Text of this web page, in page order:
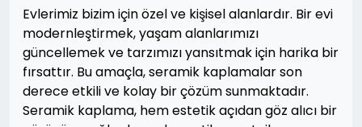
Evlerimiz bizim için özel ve kişisel alanlardır. Bir evi
modernleştirmek, yaşam alanlarımızı
güncellemek ve tarzımızı yansıtmak için harika bir
fırsattır. Bu amaçla, seramik kaplamalar son
derece etkili ve kolay bir çözüm sunmaktadır.
Seramik kaplama, hem estetik açıdan göz alıcı bir